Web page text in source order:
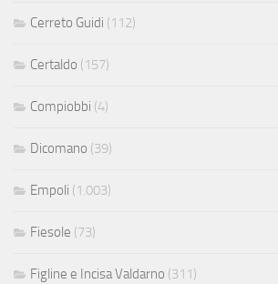
Cerreto Guidi (112)
Certaldo (157)
Compiobbi (4)
Dicomano (39)
Empoli (1.003)
Fiesole (73)
Figline e Incisa Valdarno (311)